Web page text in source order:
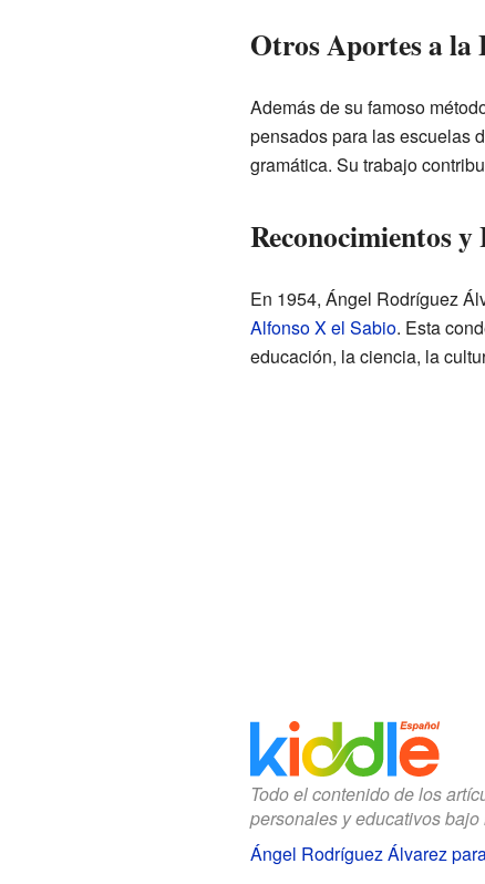
Otros Aportes a la
Además de su famoso
pensados para las escuelas
gramática. Su trabajo
Reconocimientos y
En 1954, Ángel Rodríguez
Alfonso X el Sabio. Esta
educación, la ciencia, la
Todo el contenido de los
personales y educativos
Ángel Rodríguez Álvarez